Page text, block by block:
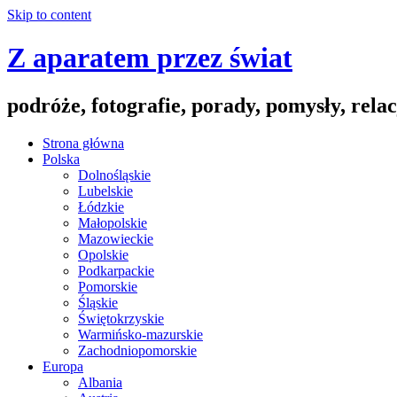
Skip to content
Z aparatem przez świat
podróże, fotografie, porady, pomysły,
Strona główna
Polska
Dolnośląskie
Lubelskie
Łódzkie
Małopolskie
Mazowieckie
Opolskie
Podkarpackie
Pomorskie
Śląskie
Świętokrzyskie
Warmińsko-mazurskie
Zachodniopomorskie
Europa
Albania